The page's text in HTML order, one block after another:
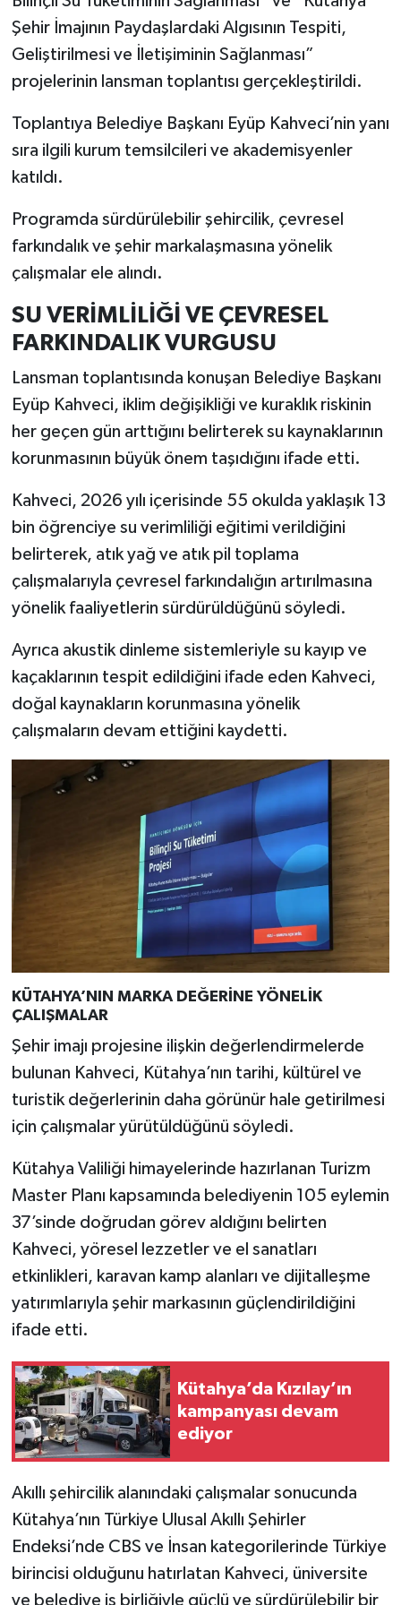
Şehir İmajının Paydaşlardaki Algısının Tespiti,
Geliştirilmesi ve İletişiminin Sağlanması”
projelerinin lansman toplantısı gerçekleştirildi.
Toplantıya Belediye Başkanı Eyüp Kahveci’nin yanı
sıra ilgili kurum temsilcileri ve akademisyenler
katıldı.
Programda sürdürülebilir şehircilik, çevresel
farkındalık ve şehir markalaşmasına yönelik
çalışmalar ele alındı.
SU VERİMLİLİĞİ VE ÇEVRESEL
FARKINDALIK VURGUSU
Lansman toplantısında konuşan Belediye Başkanı
Eyüp Kahveci, iklim değişikliği ve kuraklık riskinin
her geçen gün arttığını belirterek su kaynaklarının
korunmasının büyük önem taşıdığını ifade etti.
Kahveci, 2026 yılı içerisinde 55 okulda yaklaşık 13
bin öğrenciye su verimliliği eğitimi verildiğini
belirterek, atık yağ ve atık pil toplama
çalışmalarıyla çevresel farkındalığın artırılmasına
yönelik faaliyetlerin sürdürüldüğünü söyledi.
Ayrıca akustik dinleme sistemleriyle su kayıp ve
kaçaklarının tespit edildiğini ifade eden Kahveci,
doğal kaynakların korunmasına yönelik
çalışmaların devam ettiğini kaydetti.
KÜTAHYA’NIN MARKA DEĞERİNE YÖNELİK
ÇALIŞMALAR
Şehir imajı projesine ilişkin değerlendirmelerde
bulunan Kahveci, Kütahya’nın tarihi, kültürel ve
turistik değerlerinin daha görünür hale getirilmesi
için çalışmalar yürütüldüğünü söyledi.
Kütahya Valiliği himayelerinde hazırlanan Turizm
Master Planı kapsamında belediyenin 105 eylemin
37’sinde doğrudan görev aldığını belirten
Kahveci, yöresel lezzetler ve el sanatları
etkinlikleri, karavan kamp alanları ve dijitalleşme
yatırımlarıyla şehir markasının güçlendirildiğini
ifade etti.
Kütahya’da Kızılay’ın
kampanyası devam
ediyor
Akıllı şehircilik alanındaki çalışmalar sonucunda
Kütahya’nın Türkiye Ulusal Akıllı Şehirler
Endeksi’nde CBS ve İnsan kategorilerinde Türkiye
birincisi olduğunu hatırlatan Kahveci, üniversite
ve belediye iş birliğiyle güçlü ve sürdürülebilir bir
İlçeler
Köşe Yazıları
Kültür Sanat
Kütahya
Magazin
Otomobil
Pazarlar
Resmi İlan
Rüya Tabirleri
Sağlık
Şaphane
Simav
Spor
Tavşanlı
Teknoloji
Video Galeri
Yemek Tarifleri